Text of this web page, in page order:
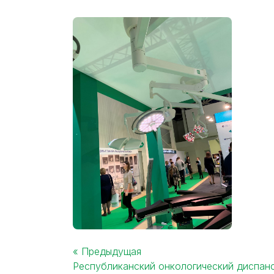
« Предыдущая
Республиканский онкологический